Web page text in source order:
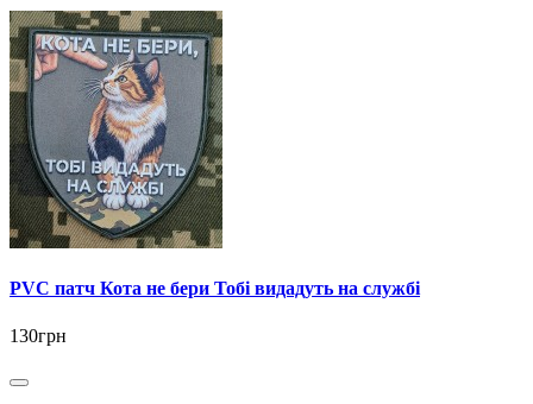
PVC патч Кота не бери Тобі видадуть на службі
130грн